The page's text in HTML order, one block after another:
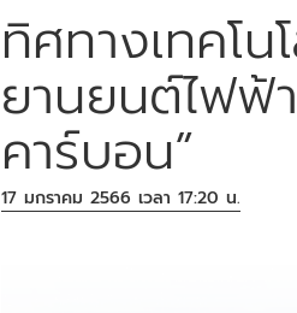
ทิศทางเทคโ
ยานยนต์ไฟฟ้
คาร์บอน”
17 มกราคม 2566 เวลา 17:20 น.